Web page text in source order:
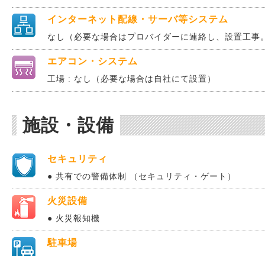
インターネット配線・サーバ等システム
なし（必要な場合はプロバイダーに連絡し、設置工事
エアコン・システム
工場 : なし（必要な場合は自社にて設置）
施設・設備
セキュリティ
● 共有での警備体制 （セキュリティ・ゲート）
火災設備
● 火災報知機
駐車場